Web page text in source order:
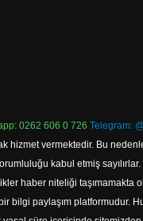
0262 606 0 726 Telegram:
hizmet vermektedir. Bu
kabul etmiş
haber niteliği
bilgi paylaşım platformudur.